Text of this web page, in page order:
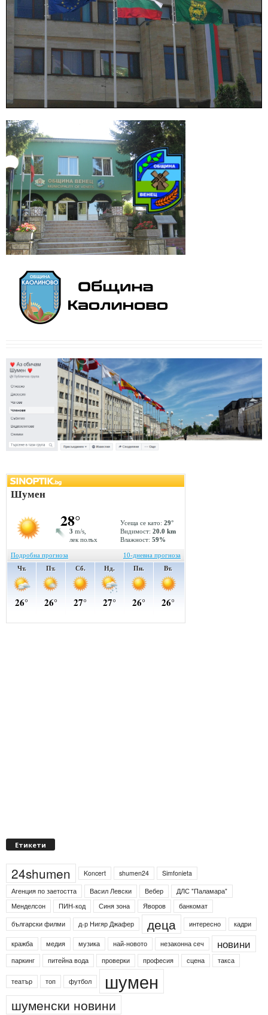
Етикети
24shumen Koncert shumen24
Simfonieta
Агенция по заетостта
Васил Левски Вебер
ДЛС "Паламара"
Менделсон
ПИН-код Синя зона Яворов
банкомат
български филми
д-р Нигяр Джафер деца интересно кадри
кражба медия музика най-новото незаконна сеч новини
паркинг питейна вода проверки професия сцена такса
театър топ футбол шумен
шуменски новини